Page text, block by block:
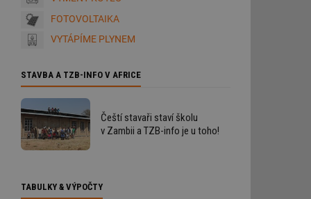
FOTOVOLTAIKA
VYTÁPÍME PLYNEM
STAVBA A TZB-INFO V AFRICE
Čeští stavaři staví školu
v Zambii a TZB-info je u toho!
TABULKY & VÝPOČTY